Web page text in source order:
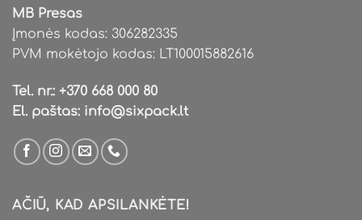
MB Presas
Įmonės kodas: 306282335
PVM mokėtojo kodas: LT100015882616
Tel. nr.: +370 668 000 80
El. paštas: info@sixpack.lt
AČIŪ, KAD APSILANKĖTE!